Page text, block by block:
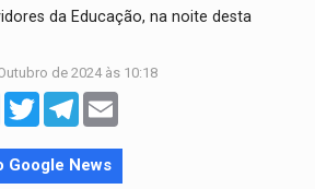
da Educação, na noite desta
de 2024 às 10:18
Messenger
TwitterTelegram
Google News